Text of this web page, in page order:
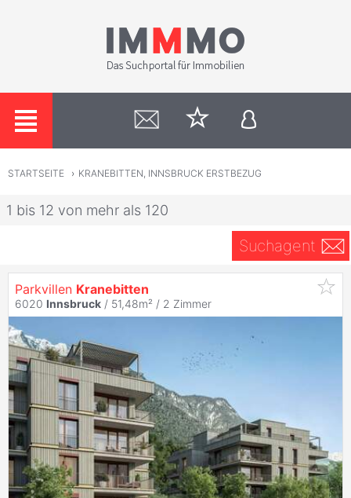
STARTSEITE › KRANEBITTEN, INNSBRUCK ERSTBEZUG
1 bis 12 von mehr als 120
Suchagent
Parkvillen Kranebitten
6020 Innsbruck / 51,48m² / 2 Zimmer